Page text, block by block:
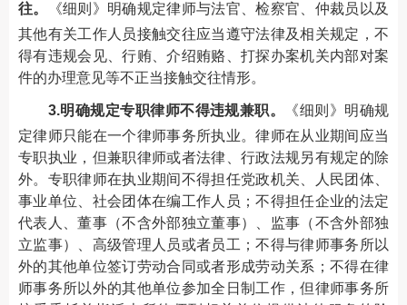
往。
《细则》明确规定律师与法官、检察官、仲裁员以及
其他有关工作人员接触交往应当遵守法律及相关规定，不
得有违规会见、行贿、介绍贿赂、打探办案机关内部对案
件的办理意见等不正当接触交往情形。
3.明确规定专职律师不得违规兼职。
《细则》明确规
定律师只能在一个律师事务所执业。律师在从业期间应当
专职执业，但兼职律师或者法律、行政法规另有规定的除
外。专职律师在执业期间不得担任党政机关、人民团体、
事业单位、社会团体在编工作人员；不得担任企业的法定
代表人、董事（不含外部独立董事）、监事（不含外部独
立监事）、高级管理人员或者员工；不得与律师事务所以
外的其他单位签订劳动合同或者形成劳动关系；不得在律
师事务所以外的其他单位参加全日制工作，但律师事务所